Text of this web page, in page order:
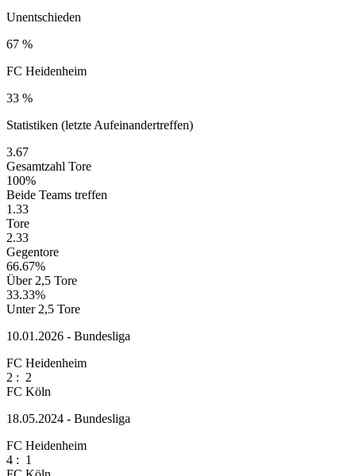
Unentschieden
67 %
FC Heidenheim
33 %
Statistiken (letzte Aufeinandertreffen)
3.67
Gesamtzahl Tore
100%
Beide Teams treffen
1.33
Tore
2.33
Gegentore
66.67%
Über 2,5 Tore
33.33%
Unter 2,5 Tore
10.01.2026 - Bundesliga
FC Heidenheim
2 : 2
FC Köln
18.05.2024 - Bundesliga
FC Heidenheim
4 : 1